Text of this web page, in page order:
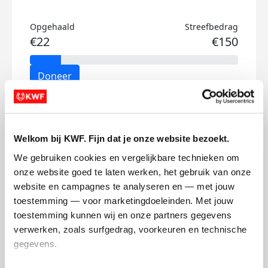
Welkom bij KWF. Fijn dat je onze website bezoekt.
We gebruiken cookies en vergelijkbare technieken om
onze website goed te laten werken, het gebruik van onze
website en campagnes te analyseren en — met jouw
toestemming — voor marketingdoeleinden. Met jouw
toestemming kunnen wij en onze partners gegevens
verwerken, zoals surfgedrag, voorkeuren en technische
gegevens.
Opgehaald
€22
Streefbedrag
€150
Doneer
Kiara's badges